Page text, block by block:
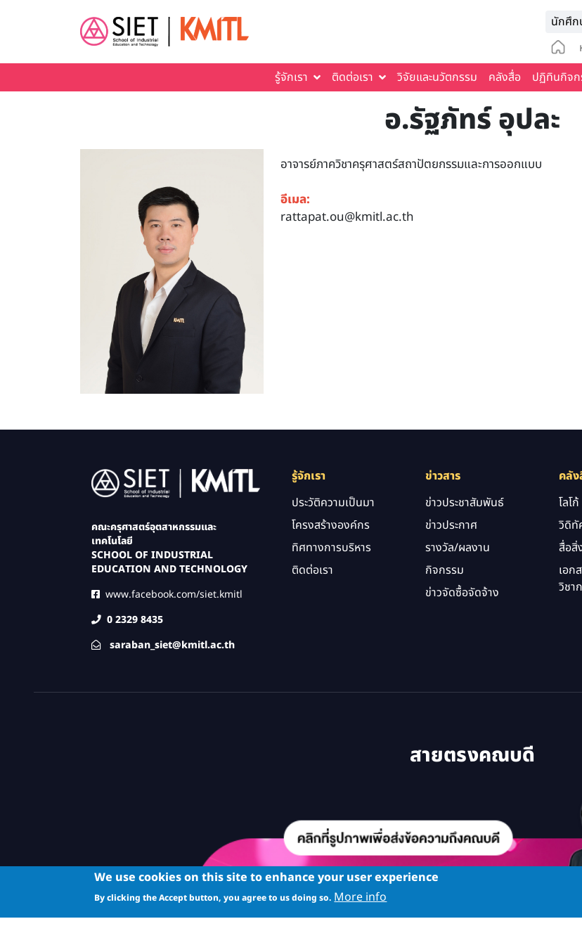
นักศึก
รู้จักเรา
ติดต่อเรา วิจัยและนวัตกรรม คลังสื่อ ปฏิทินกิจก
อ.รัฐภัทร์ อุปละ
อาจารย์ภาควิชาครุศาสตร์สถาปัตยกรรมและการออกแบบ
อีเมล:
rattapat.ou@kmitl.ac.th
Image
คณะครุศาสตร์อุตสาหกรรมและ
เทคโนโลยี
SCHOOL OF INDUSTRIAL
EDUCATION AND TECHNOLOGY
www.facebook.com/siet.kmitl
0 2329 8435
saraban_siet@kmitl.ac.th
รู้จักเรา
ประวัติความเป็นมา
โครงสร้างองค์กร
ทิศทางการบริหาร
ติดต่อเรา
ข่าวสาร
ข่าวประชาสัมพันธ์
ข่าวประกาศ
รางวัล/ผลงาน
กิจกรรม
ข่าวจัดซื้อจัดจ้าง
คลั
โลโก้
วิดิ
สื่อ
เอก
วิชา
สายตรงคณบดี
We use cookies on this site to enhance your user experience
By clicking the Accept button, you agree to us doing so. More info